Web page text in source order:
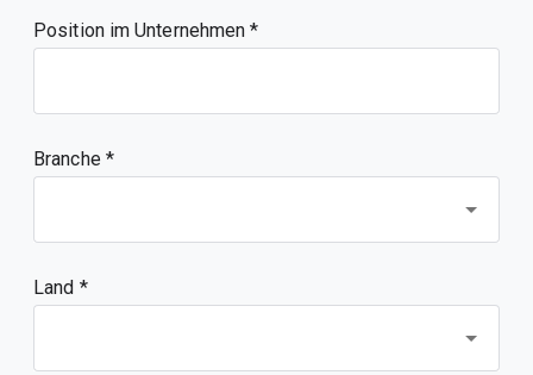
Position im Unternehmen
Branche *
Land *